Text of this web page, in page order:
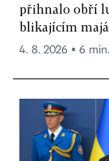
přihnalo obří
blikajícím
4. 8. 2026 ▪ 6